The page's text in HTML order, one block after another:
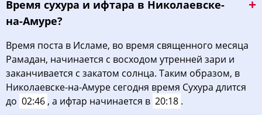
Время сухура и ифтара в Николаевске-
на-Амуре?
Время поста в Исламе, во время священного месяца
Рамадан, начинается с восходом утренней зари и
заканчивается с закатом солнца. Таким образом, в
Николаевске-на-Амуре сегодня время Сухура длится
до 02:46 , а ифтар начинается в 20:18 .